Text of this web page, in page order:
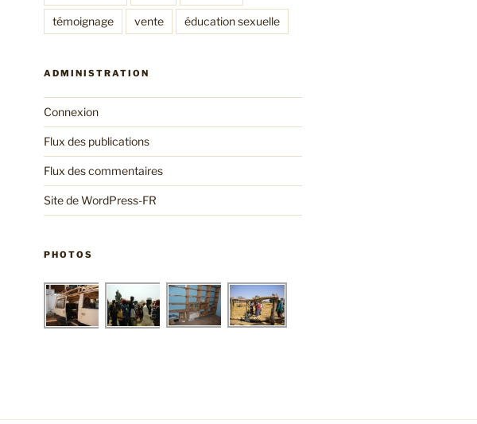
témoignage vente éducation sexuelle
ADMINISTRATION
Connexion
Flux des publications
Flux des commentaires
Site de WordPress-FR
PHOTOS